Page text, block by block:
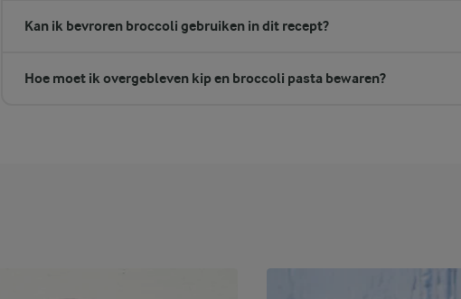
Kan ik bevroren broccoli gebruiken in dit recept?
Hoe moet ik overgebleven kip en broccoli pasta bewaren?